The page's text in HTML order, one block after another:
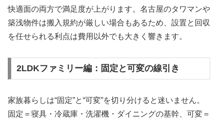
快適面の両方で満足度が上がります。名古屋のタワマンや
築浅物件は搬入規約が厳しい場合もあるため、設置と回収
を任せられる利点は費用以外でも大きく響きます。
2LDKファミリー編：固定と可変の線引き
家族暮らしは“固定”と“可変”を切り分けると迷いません。
固定＝寝具・冷蔵庫・洗濯機・ダイニングの基幹、可変＝